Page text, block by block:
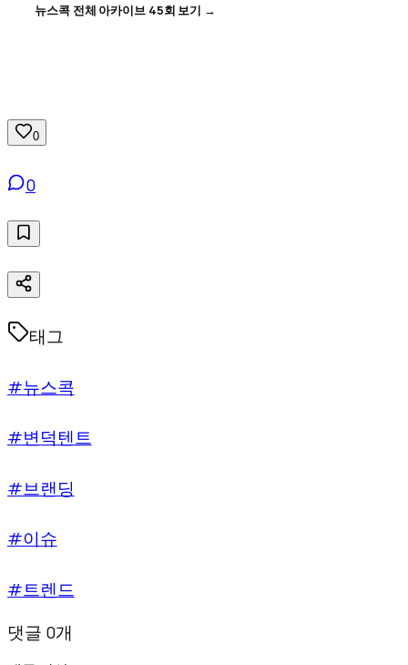
뉴스콕 전체 아카이브 45회 보기 →
0
0
태그
#뉴스콕
#변덕텐트
#브랜딩
#이슈
#트렌드
댓글 0개